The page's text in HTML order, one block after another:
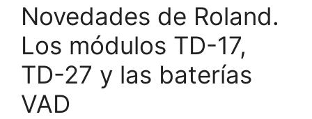
Novedades de Roland.
Los módulos TD-17,
TD-27 y las baterías
VAD